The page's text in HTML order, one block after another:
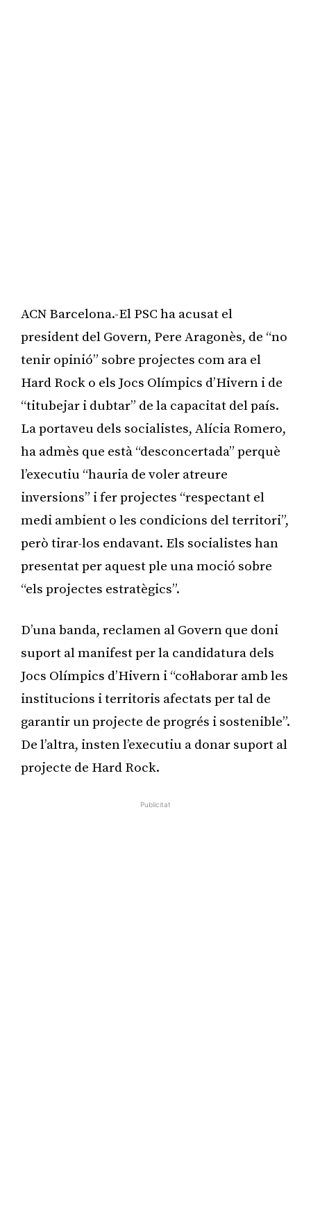
ACN Barcelona.-El PSC ha acusat el
president del Govern, Pere Aragonès, de “no
tenir opinió” sobre projectes com ara el
Hard Rock o els Jocs Olímpics d’Hivern i de
“titubejar i dubtar” de la capacitat del país.
La portaveu dels socialistes, Alícia Romero,
ha admès que està “desconcertada” perquè
l’executiu “hauria de voler atreure
inversions” i fer projectes “respectant el
medi ambient o les condicions del territori”,
però tirar-los endavant. Els socialistes han
presentat per aquest ple una moció sobre
“els projectes estratègics”.
D’una banda, reclamen al Govern que doni
suport al manifest per la candidatura dels
Jocs Olímpics d’Hivern i “col·laborar amb les
institucions i territoris afectats per tal de
garantir un projecte de progrés i sostenible”.
De l’altra, insten l’executiu a donar suport al
projecte de Hard Rock.
Publicitat